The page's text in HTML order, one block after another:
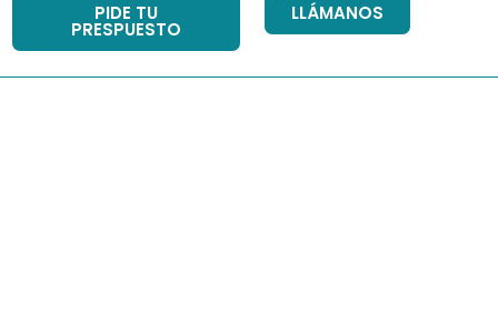
PIDE TU
PRESPUESTO
LLÁMANOS